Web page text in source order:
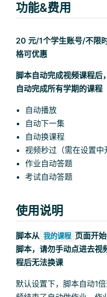
功能&费用
20 元/1个学生账号/不限
格可优惠
脚本自动完成视频课程后
自动完成所有学期的课程
自动播放
自动下一集
自动换课程
视频秒过（需在设置中
作业自动答题
考试自动答题
使用说明
脚本从 我的课程 页面开
脚本，请勿手动点进去视
程后无法换课
默认设置下，脚本自动1